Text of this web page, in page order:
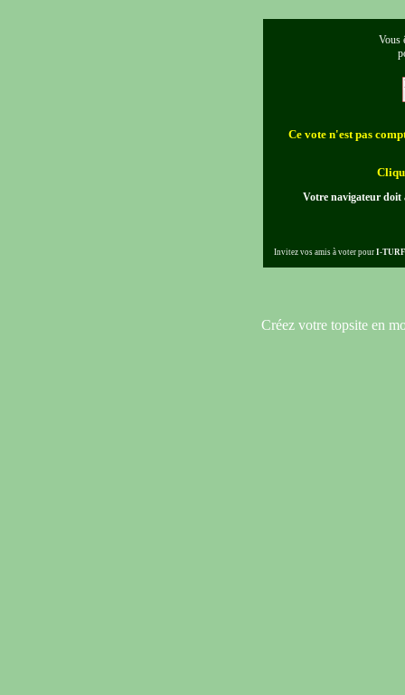
Vous
Ce vote n'est pas
Votre navigateur doit
Invitez vos amis à voter pour I-
Créez votre topsite en